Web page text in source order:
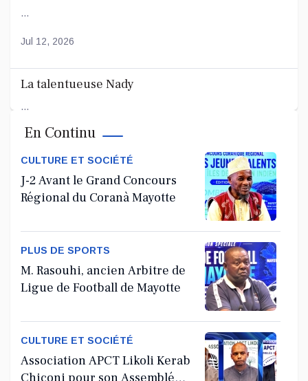
...
Jul 12, 2026
La talentueuse Nady
...
Jul 11, 2026
En Continu
CULTURE ET SOCIÉTÉ
J-2 Avant le Grand Concours
Régional du Coranà Mayotte
PLUS DE SPORTS
M. Rasouhi, ancien Arbitre de
Ligue de Football de Mayotte
CULTURE ET SOCIÉTÉ
Association APCT Likoli Kerab